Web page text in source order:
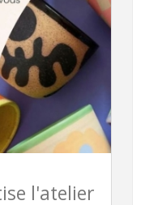
l'atelier